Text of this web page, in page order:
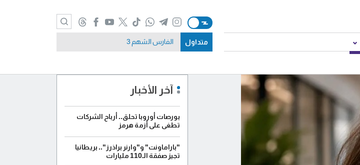
متداول الفارس الشهم 3
آخر الأخبار
بورصات أوروبا تحلق.. أرباح الشركات
تطغى على أزمة هرمز
"باراماونت" و"وارنر براذرز".. بريطانيا
تجيز صفقة الـ110 مليارات